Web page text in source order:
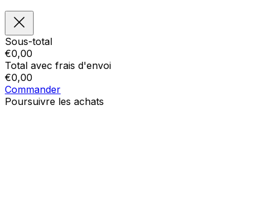
Sous-total
€0,00
Total avec frais d'envoi
€0,00
Commander
Poursuivre les achats